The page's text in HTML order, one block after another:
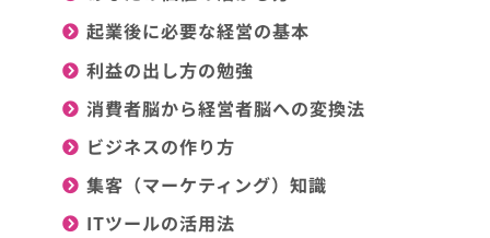
起業後に必要な経営の基本
利益の出し方の勉強
消費者脳から経営者脳への変換法
ビジネスの作り方
集客（マーケティング）知識
ITツールの活用法